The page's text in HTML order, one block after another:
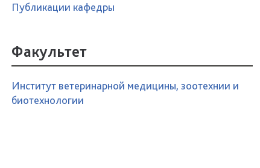
Публикации кафедры
Факультет
Институт ветеринарной медицины, зоотехнии и
биотехнологии